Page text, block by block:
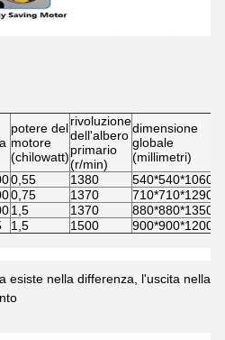
potere del
motore
(chilowatt)
rivoluzione
dell'albero
primario
(r/min)
dimensione
globale
(millimetri)
0,55 1380
540*540*1060
0,75 1370
710*710*1290
1,5 1370
880*880*1350
1,5 1500 900*900*1200
esiste nella differenza, l'uscita nella